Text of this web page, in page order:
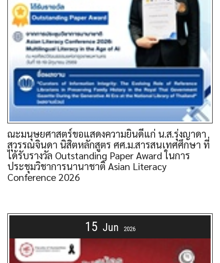
ณะมนุษยศาสตร์ขอแสดงความยินดีแก่ น.ส.รุ่งญาดา
สุวรรณจินดา นิสิตหลักสูตร ศศ.ม.สารสนเทศศึกษา ที่
ได้รับรางวัล Outstanding Paper Award ในการ
ประชุมวิชาการนานาชาติ Asian Literacy
Conference 2026
15 Jun 2026